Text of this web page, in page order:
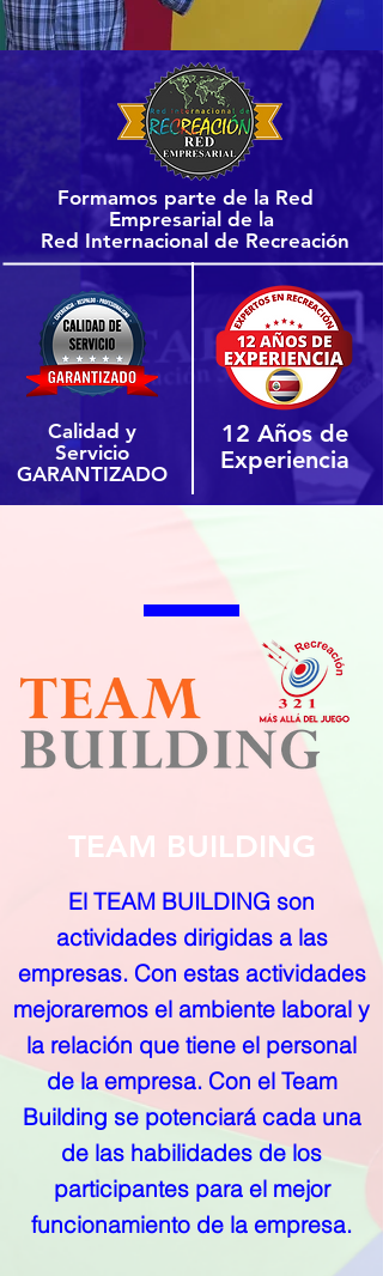
Calidad y
Servicio
GARANTIZADO
Formamos parte de la Red
Empresarial de la
Red Internacional de Recreación
12 Años de
Experiencia
SERVICIOS
TEAM BUILDING
El TEAM BUILDING son
actividades dirigidas a las
empresas. Con estas actividades
mejoraremos el ambiente laboral y
la relación que tiene el personal
de la empresa. Con el Team
Building se potenciará cada una
de las habilidades de los
participantes para el mejor
funcionamiento de la empresa.